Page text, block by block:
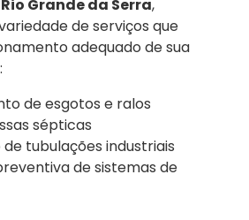
Grande da Serra,
de serviços que
adequado de sua
de esgotos e ralos
sépticas
tubulações industriais
de sistemas de